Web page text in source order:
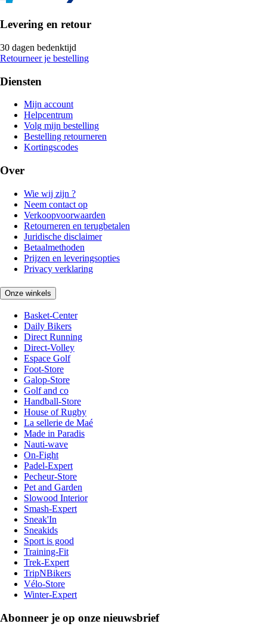
Levering en retour
30 dagen bedenktijd
Retourneer je bestelling
Diensten
Mijn account
Helpcentrum
Volg mijn bestelling
Bestelling retourneren
Kortingscodes
Over
Wie wij zijn ?
Neem contact op
Verkoopvoorwaarden
Retourneren en terugbetalen
Juridische disclaimer
Betaalmethoden
Prijzen en leveringsopties
Privacy verklaring
Onze winkels
Basket-Center
Daily Bikers
Direct Running
Direct-Volley
Espace Golf
Foot-Store
Galop-Store
Golf and co
Handball-Store
House of Rugby
La sellerie de Maé
Made in Paradis
Nauti-wave
On-Fight
Padel-Expert
Pecheur-Store
Pet and Garden
Slowood Interior
Smash-Expert
Sneak'In
Sneakids
Sport is good
Training-Fit
Trek-Expert
TripNBikers
Vélo-Store
Winter-Expert
Abonneer je op onze nieuwsbrief